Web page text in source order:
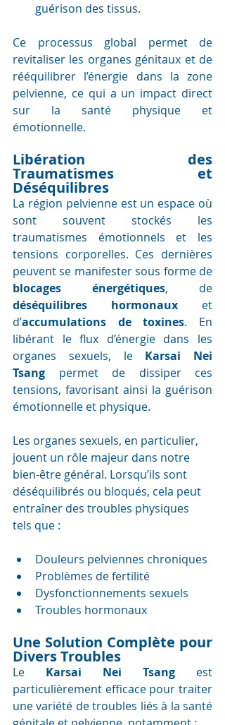
guérison des tissus.
Ce processus global permet de
revitaliser les organes génitaux et de
rééquilibrer l’énergie dans la zone
pelvienne, ce qui a un impact direct
sur la santé physique et
émotionnelle.
Libération des
Traumatismes et
Déséquilibres
La région pelvienne est un espace où
sont souvent stockés les
traumatismes émotionnels et les
tensions corporelles. Ces dernières
blocages énergétiques
déséquilibres hormonaux et
d’accumulations de toxines. En
libérant le flux d’énergie dans les
organes sexuels, le Karsai Nei
Tsang permet de dissiper ces
tensions, favorisant ainsi la guérison
émotionnelle et physique.
Les organes sexuels, en particulier,
jouent un rôle majeur dans notre
bien-être général. Lorsqu’ils sont
déséquilibrés ou bloqués, cela peut
entraîner des troubles physiques
tels que :
Douleurs pelviennes chroniques
Problèmes de fertilité
Dysfonctionnements sexuels
Troubles hormonaux
Une Solution Complète pour
Divers Troubles
Le Karsai Nei Tsang est
particulièrement efficace pour traiter
une variété de troubles liés à la santé